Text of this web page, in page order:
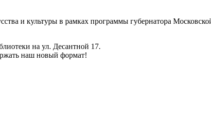
и культуры в рамках программы губернатора
на ул. Десантной 17.
наш новый формат!